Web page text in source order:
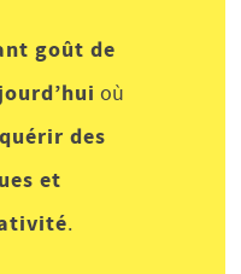
goût de
où
des
et
.